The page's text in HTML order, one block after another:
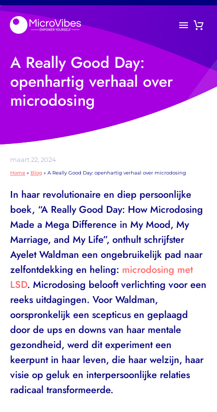
A Really Good Day:
openhartig verhaal over
microdosing
maart 22, 2024
Home » Blog » A Really Good Day: openhartig verhaal over microdosing
In haar revolutionaire en diep persoonlijke
boek, “A Really Good Day: How Microdosing
Made a Mega Difference in My Mood, My
Marriage, and My Life”, onthult schrijfster
Ayelet Waldman een ongebruikelijk pad naar
zelfontdekking en heling: microdosing met
LSD. Microdosing belooft verlichting voor een
reeks uitdagingen. Voor Waldman,
oorspronkelijk een scepticus en geplaagd
door de ups en downs van haar mentale
gezondheid, werd dit experiment een
keerpunt in haar leven, die haar welzijn, haar
visie op geluk en interpersoonlijke relaties
radicaal transformeerde.